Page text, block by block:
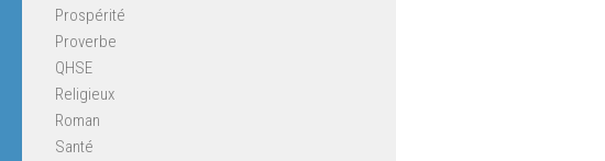
Prospérité
Proverbe
QHSE
Religieux
Roman
Santé